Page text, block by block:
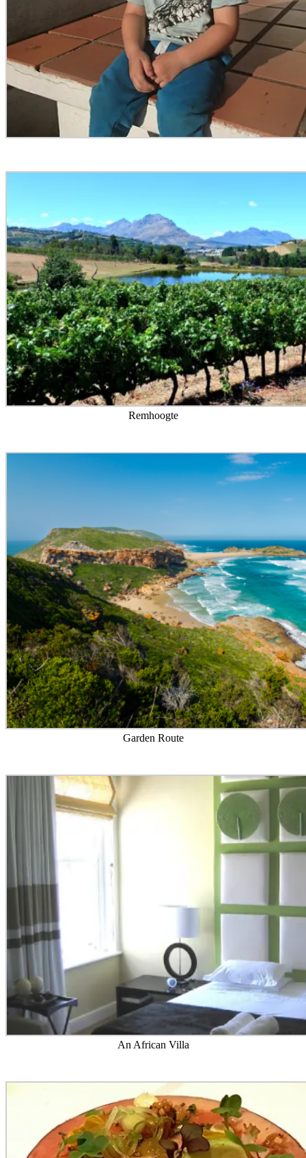
Remhoogte
Garden Route
An African Villa